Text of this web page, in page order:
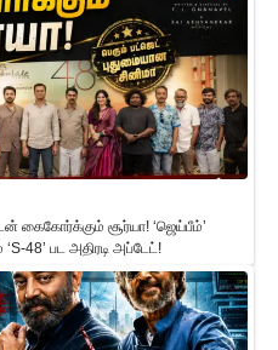
கைகோர்க்கும் சூர்யா! ‘ஜெய்பீம்’
48’ பட அதிரடி அப்டேட்!